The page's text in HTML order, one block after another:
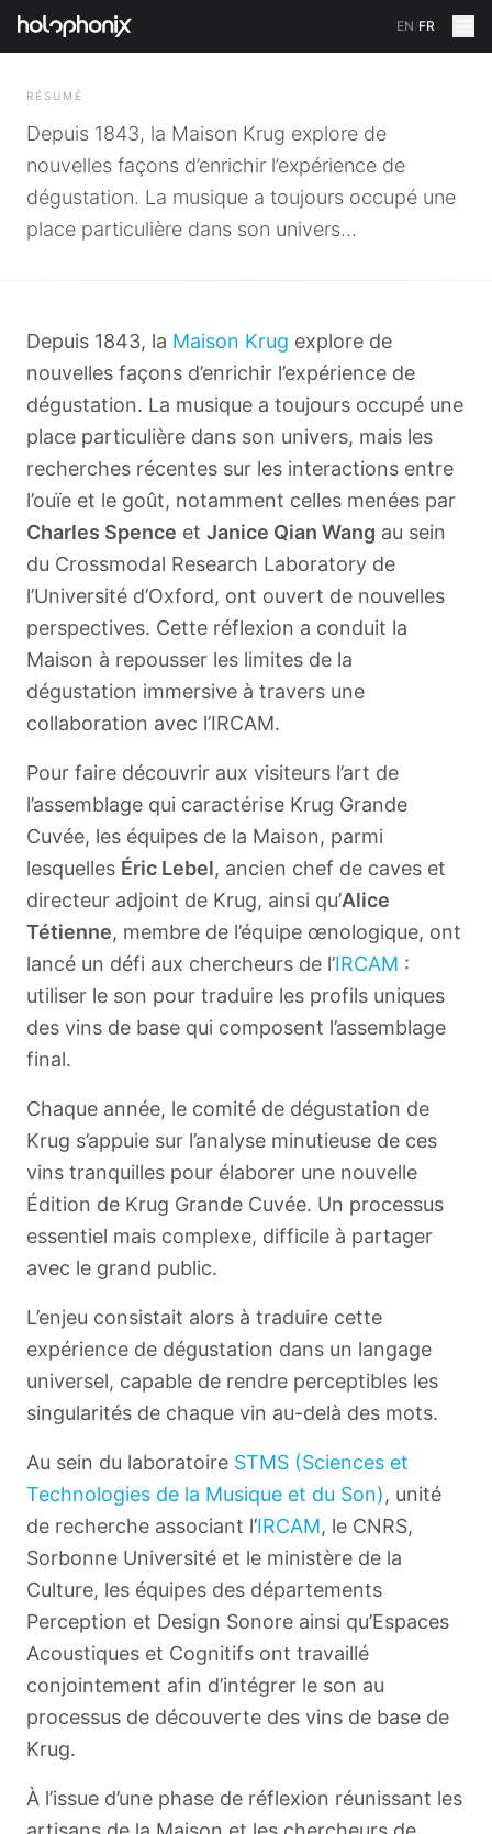
EN/FR
English
RETOUR
RÉSUMÉ
Depuis 1843, la Maison Krug explore de
nouvelles façons d’enrichir l’expérience de
dégustation. La musique a toujours occupé une
place particulière dans son univers...
Depuis 1843, la Maison Krug explore de
nouvelles façons d’enrichir l’expérience de
dégustation. La musique a toujours occupé une
place particulière dans son univers, mais les
recherches récentes sur les interactions entre
l’ouïe et le goût, notamment celles menées par
Charles Spence et Janice Qian Wang au sein
du Crossmodal Research Laboratory de
l’Université d’Oxford, ont ouvert de nouvelles
perspectives. Cette réflexion a conduit la
Maison à repousser les limites de la
dégustation immersive à travers une
collaboration avec l’IRCAM.
Pour faire découvrir aux visiteurs l’art de
l’assemblage qui caractérise Krug Grande
Cuvée, les équipes de la Maison, parmi
lesquelles Éric Lebel, ancien chef de caves et
directeur adjoint de Krug, ainsi qu’Alice
Tétienne, membre de l’équipe œnologique, ont
lancé un défi aux chercheurs de l’IRCAM :
utiliser le son pour traduire les profils uniques
des vins de base qui composent l’assemblage
final.
Chaque année, le comité de dégustation de
Krug s’appuie sur l’analyse minutieuse de ces
vins tranquilles pour élaborer une nouvelle
Édition de Krug Grande Cuvée. Un processus
essentiel mais complexe, difficile à partager
avec le grand public.
L’enjeu consistait alors à traduire cette
expérience de dégustation dans un langage
universel, capable de rendre perceptibles les
singularités de chaque vin au-delà des mots.
Au sein du laboratoire STMS (Sciences et
Technologies de la Musique et du Son), unité
de recherche associant l’IRCAM, le CNRS,
Sorbonne Université et le ministère de la
Culture, les équipes des départements
Perception et Design Sonore ainsi qu’Espaces
Acoustiques et Cognitifs ont travaillé
conjointement afin d’intégrer le son au
processus de découverte des vins de base de
Krug.
À l’issue d’une phase de réflexion réunissant les